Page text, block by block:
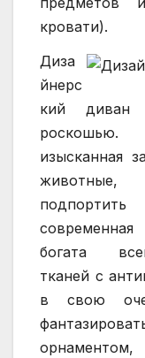
кровати).
Диза
йнерс
кий диван
роскошью.
изысканная
животные,
богата
тканей с
в свою